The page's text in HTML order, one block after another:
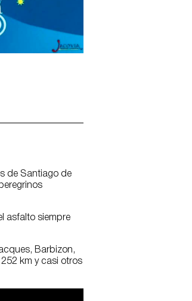
de Santiago de
asfalto siempre
Barbizon,
252 km y casi otros